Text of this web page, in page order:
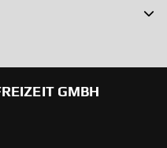
GMBH